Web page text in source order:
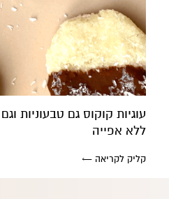
עוגיות קוקוס גם טבעוניות
ללא אפייה
קליק לקריאה ←